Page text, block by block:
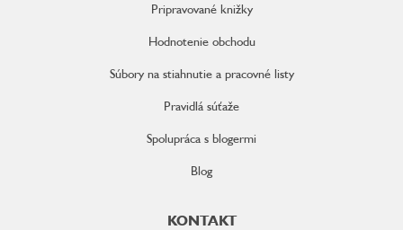
Pripravované knižky
Hodnotenie obchodu
Súbory na stiahnutie a pracovné listy
Pravidlá súťaže
Spolupráca s blogermi
Blog
KONTAKT